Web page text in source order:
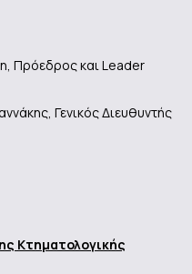
Πρόεδρος και Leader
Γενικός Διευθυντής
Κτηματολογικής